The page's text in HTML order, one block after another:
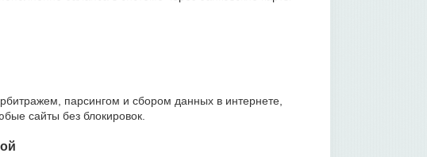
парсингом и сбором данных в интернете,
сайты без блокировок.